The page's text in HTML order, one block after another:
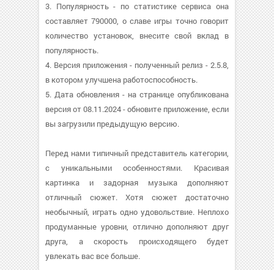
3. Популярность - по статистике сервиса она
составляет 790000, о cлаве игры точно говорит
количество установок, внесите свой вклад в
популярность.
4. Версия приложения - полученный релиз - 2.5.8,
в котором улучшена работоспособность.
5. Дата обновления - на странице опубликована
версия от 08.11.2024 - обновите приложение, если
вы загрузили предыдущую версию.
Перед нами типичный представитель категории,
с уникальными особенностями. Красивая
картинка и задорная музыка дополняют
отличный сюжет. Хотя сюжет достаточно
необычный, играть одно удовольствие. Неплохо
продуманные уровни, отлично дополняют друг
друга, а скорость происходящего будет
увлекать вас все больше.